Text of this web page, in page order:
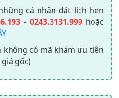
cá nhân đặt lịch hẹn
- 0243.3131.999hoặc
không có mã khám ưu tiên
gốc)